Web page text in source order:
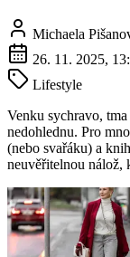
Michaela
26. 11. 2025,
Lifestyle
Venku sychravo,
nedohlednu. Pro
(nebo svařáku) a
neuvěřitelnou nálož,